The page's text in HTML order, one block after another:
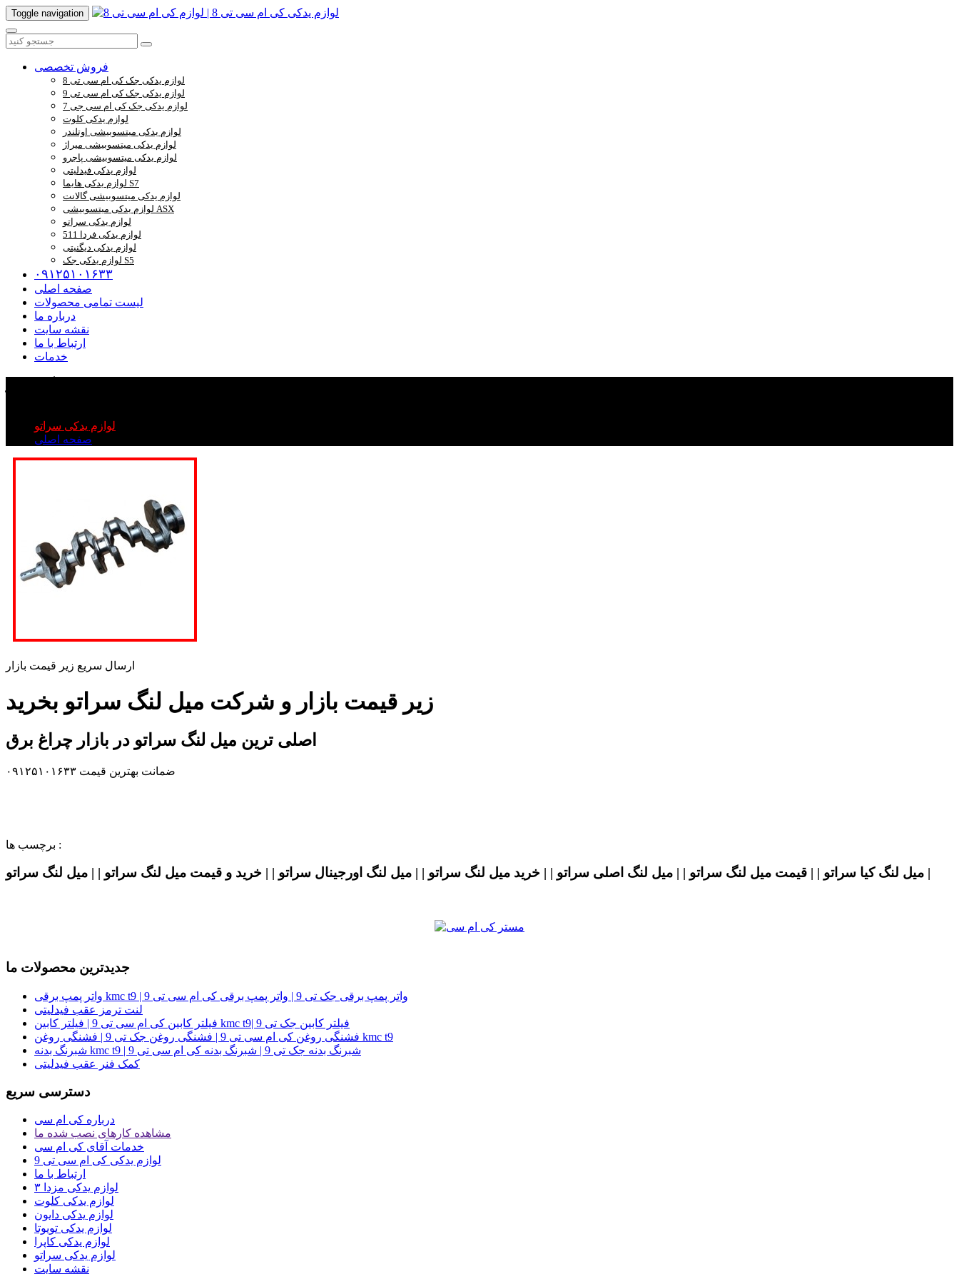
Toggle navigation
فروش تخصصی
لوازم یدکی جک کی ام سی تی 8
لوازم یدکی جک کی ام سی تی 9
لوازم یدکی جک کی ام سی جی 7
لوازم یدکی کلوت
لوازم یدکی میتسوبیشی اوتلندر
لوازم یدکی میتسوبیشی میراژ
لوازم یدکی میتسوبیشی پاجرو
لوازم یدکی فیدلیتی
لوازم یدکی هایما S7
لوازم یدکی میتسوبیشی گالانت
لوازم یدکی میتسوبیشی ASX
لوازم یدکی سراتو
لوازم یدکی فردا 511
لوازم یدکی دیگنیتی
لوازم یدکی جک S5
۰۹۱۲۵۱۰۱۶۳۳
صفحه اصلی
لیست تمامی محصولات
درباره ما
نقشه سایت
ارتباط با ما
خدمات
لوازم یدکی سراتو
صفحه اصلی
ارسال سریع زیر قیمت بازار
زیر قیمت بازار و شرکت میل لنگ سراتو بخرید
اصلی ترین میل لنگ سراتو در بازار چراغ برق
ضمانت بهترین قیمت ۰۹۱۲۵۱۰۱۶۳۳
برچسب ها :
میل لنگ کیا سراتو | | قیمت میل لنگ سراتو | | میل لنگ اصلی سراتو | | خرید میل لنگ سراتو | | میل لنگ اورجینال سراتو | | خرید و قیمت میل لنگ سراتو | | میل لنگ سراتو |
جدیدترین محصولات ما
واتر پمپ برقی kmc t9 | واتر پمپ برقی جک تی 9 | واتر پمپ برقی کی ام سی تی 9
لنت ترمز عقب فیدلیتی
فیلتر کابین کی ام سی تی 9 | فیلتر کابین kmc t9| فیلتر کابین جک تی 9
فشنگی روغن کی ام سی تی 9 | فشنگی روغن جک تی 9 | فشنگی روغن kmc t9
شبرنگ بدنه kmc t9 | شبرنگ بدنه جک تی 9 | شبرنگ بدنه کی ام سی تی 9
کمک فنر عقب فیدلیتی
دسترسی سریع
درباره کی ام سی
مشاهده کارهای نصب شده ما
خدمات آقای کی ام سی
لوازم یدکی کی ام سی تی 9
ارتباط با ما
لوازم یدکی مزدا ۳
لوازم یدکی کلوت
لوازم یدکی دایون
لوازم یدکی تویوتا
لوازم یدکی کاپرا
لوازم یدکی سراتو
نقشه سایت